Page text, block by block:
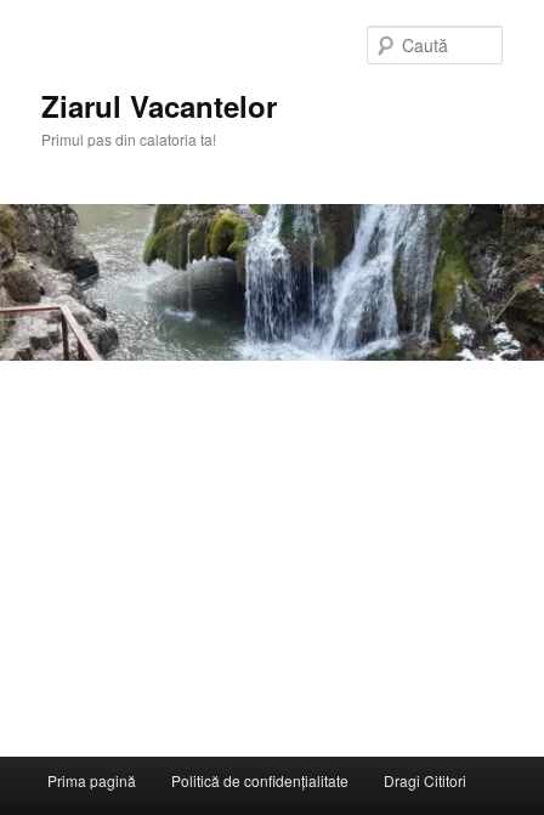
Ziarul Vacantelor
Primul pas din calatoria ta!
principal
Prima pagină Politică de confidențialitate Dragi Cititori